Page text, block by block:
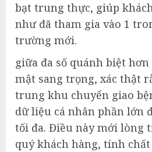
bạt trung thực, giúp
như đã tham gia vào 1
trường mới.
giữa đa số quánh biệt hơn
mật sang trọng, xác thật
trung khu chuyển giao
dữ liệu cá nhân phần lớn
tối đa. Điều này mới lòng
quý khách hàng, tính